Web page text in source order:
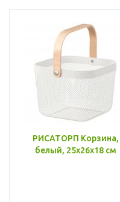
РИСАТОРП Корзина,
белый, 25x26x18 см